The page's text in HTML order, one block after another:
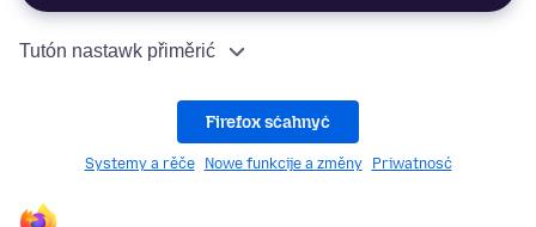
Tutón nastawk přiměrić
Firefox sćahnyć
Systemy a rěče Nowe funkcije a změny Priwatnosć